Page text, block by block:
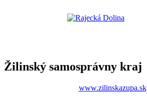
Žilinský samosprávny kraj
www.zilinskazupa.sk